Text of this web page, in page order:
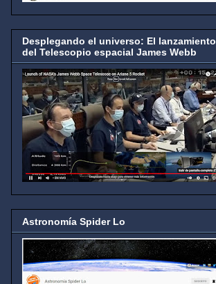
Desplegando el universo: El lanzamiento
del Telescopio espacial James Webb
Astronomía Spider Lo